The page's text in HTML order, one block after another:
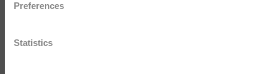
Preferences
Statistics